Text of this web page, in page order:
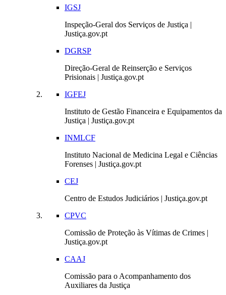
IGSJ
Inspeção-Geral dos Serviços de Justiça |
Justiça.gov.pt
DGRSP
Direção-Geral de Reinserção e Serviços
Prisionais | Justiça.gov.pt
IGFEJ
Instituto de Gestão Financeira e Equipamentos da
Justiça | Justiça.gov.pt
INMLCF
Instituto Nacional de Medicina Legal e Ciências
Forenses | Justiça.gov.pt
CEJ
Centro de Estudos Judiciários | Justiça.gov.pt
CPVC
Comissão de Proteção às Vítimas de Crimes |
Justiça.gov.pt
CAAJ
Comissão para o Acompanhamento dos
Auxiliares da Justiça